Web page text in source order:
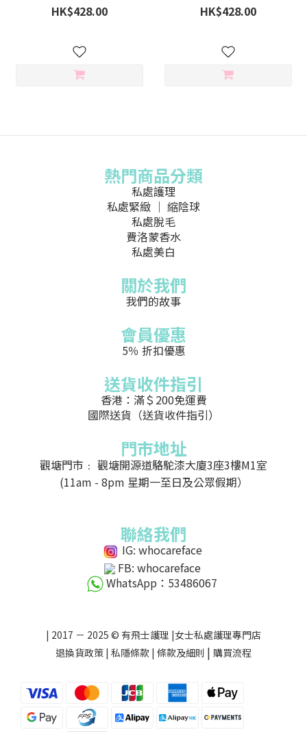
HK$428.00 HK$428.00
熱門商品分類
私處護理
私處緊緻 ｜ 縮陰球
私處脫毛
費洛蒙香水
私處美白
關於我們
我們的故事
會員優惠
5％ 折扣優惠
送貨收件指引
香港：滿＄200免運費
國際送貨（送貨收件指引）
門市地址
觀塘門市﹕ 觀塘開源道駱駝漆大廈3座3樓M1室
(11am - 8pm 星期一至日及公眾假期）
聯絡我們
IG: whocareface
FB: whocareface
WhatsApp：53486067
| 2017 － 2025 © 有飛士護理 |女士私處護理專門店
退換貨政策 | 私隱條款 | 條款及細則 | 購買流程